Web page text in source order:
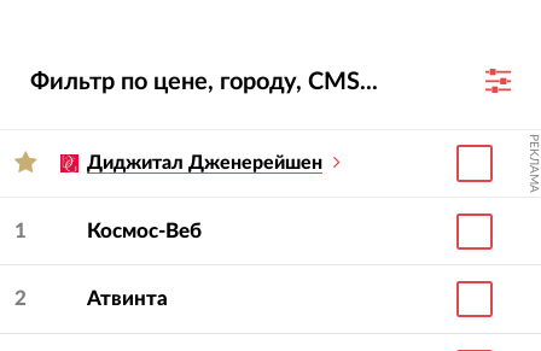
Фильтр по цене, городу, CMS...
Диджитал Дженерейшен РЕКЛАМА
1 Космос-Веб
2 Атвинта